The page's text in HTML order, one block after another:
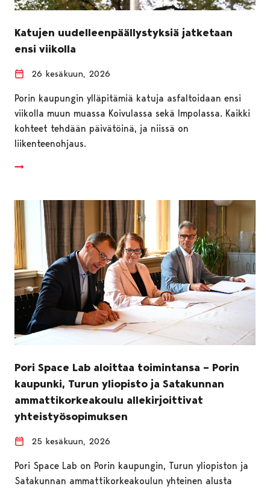
Katujen uudelleenpäällystyksiä jatketaan
ensi viikolla
26 kesäkuun, 2026
Porin kaupungin ylläpitämiä katuja asfaltoidaan ensi
viikolla muun muassa Koivulassa sekä Impolassa. Kaikki
kohteet tehdään päivätöinä, ja niissä on
liikenteenohjaus.
Pori Space Lab aloittaa toimintansa – Porin
kaupunki, Turun yliopisto ja Satakunnan
ammattikorkeakoulu allekirjoittivat
yhteistyösopimuksen
25 kesäkuun, 2026
Pori Space Lab on Porin kaupungin, Turun yliopiston ja
Satakunnan ammattikorkeakoulun yhteinen alusta